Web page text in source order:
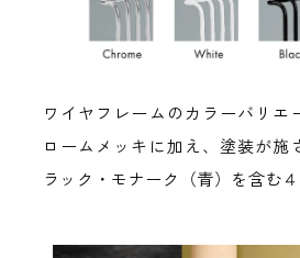
ワイヤフレームのカラーバリエ
ロームメッキに加え、塗装が施
ラック・モナーク（青）を含む４